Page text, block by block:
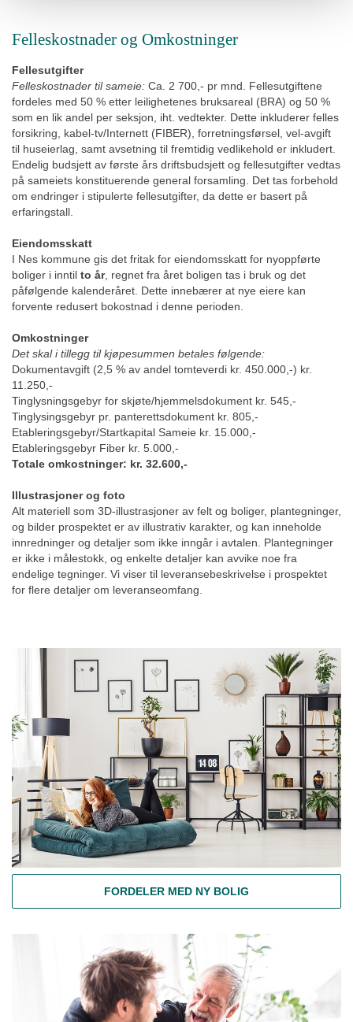
Felleskostnader og Omkostninger
Fellesutgifter
Felleskostnader til sameie: Ca. 2 700,- pr mnd. Fellesutgiftene
fordeles med 50 % etter leilighetenes bruksareal (BRA) og 50 %
som en lik andel per seksjon, iht. vedtekter. Dette inkluderer felles
forsikring, kabel-tv/Internett (FIBER), forretningsførsel, vel-avgift
til huseierlag, samt avsetning til fremtidig vedlikehold er inkludert.
Endelig budsjett av første års driftsbudsjett og fellesutgifter vedtas
på sameiets konstituerende general forsamling. Det tas forbehold
om endringer i stipulerte fellesutgifter, da dette er basert på
erfaringstall.
Eiendomsskatt
I Nes kommune gis det fritak for eiendomsskatt for nyoppførte
boliger i inntil to år, regnet fra året boligen tas i bruk og det
påfølgende kalenderåret. Dette innebærer at nye eiere kan
forvente redusert bokostnad i denne perioden.
Omkostninger
Det skal i tillegg til kjøpesummen betales følgende:
Dokumentavgift (2,5 % av andel tomteverdi kr. 450.000,-) kr.
11.250,-
Tinglysningsgebyr for skjøte/hjemmelsdokument kr. 545,-
Tinglysingsgebyr pr. panterettsdokument kr. 805,-
Etableringsgebyr/Startkapital Sameie kr. 15.000,-
Etableringsgebyr Fiber kr. 5.000,-
Totale omkostninger: kr. 32.600,-
Illustrasjoner og foto
Alt materiell som 3D-illustrasjoner av felt og boliger, plantegninger,
og bilder prospektet er av illustrativ karakter, og kan inneholde
innredninger og detaljer som ikke inngår i avtalen. Plantegninger
er ikke i målestokk, og enkelte detaljer kan avvike noe fra
endelige tegninger. Vi viser til leveransebeskrivelse i prospektet
for flere detaljer om leveranseomfang.
FORDELER MED NY BOLIG